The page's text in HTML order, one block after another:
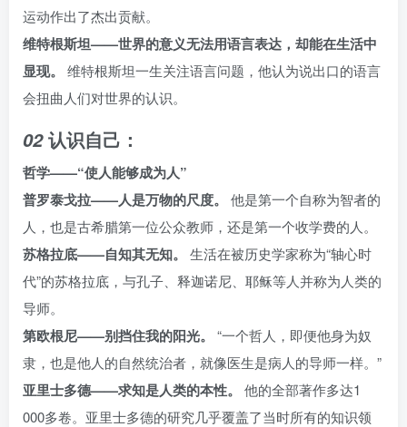
运动作出了杰出贡献。
维特根斯坦——世界的意义无法用语言表达，却能在生活中
显现。 维特根斯坦一生关注语言问题，他认为说出口的语言
会扭曲人们对世界的认识。
02认识自己：
哲学——“使人能够成为人”
普罗泰戈拉——人是万物的尺度。 他是第一个自称为智者的
人，也是古希腊第一位公众教师，还是第一个收学费的人。
苏格拉底——自知其无知。 生活在被历史学家称为“轴心时
代”的苏格拉底，与孔子、释迦诺尼、耶稣等人并称为人类的
导师。
第欧根尼——别挡住我的阳光。 “一个哲人，即便他身为奴
隶，也是他人的自然统治者，就像医生是病人的导师一样。”
亚里士多德——求知是人类的本性。 他的全部著作多达1
000多卷。亚里士多德的研究几乎覆盖了当时所有的知识领